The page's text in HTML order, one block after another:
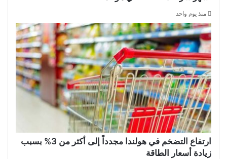
منذ يوم واحد
ارتفاع التضخم في هولندا مجدداً إلى أكثر من 3% بسبب
زيادة أسعار الطاقة